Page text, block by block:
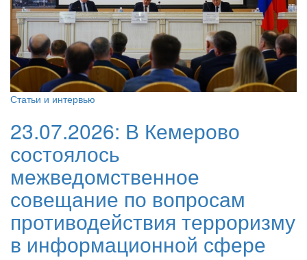
Статьи и интервью
23.07.2026: В Кемерово
состоялось
межведомственное
совещание по вопросам
противодействия терроризму
в информационной сфере